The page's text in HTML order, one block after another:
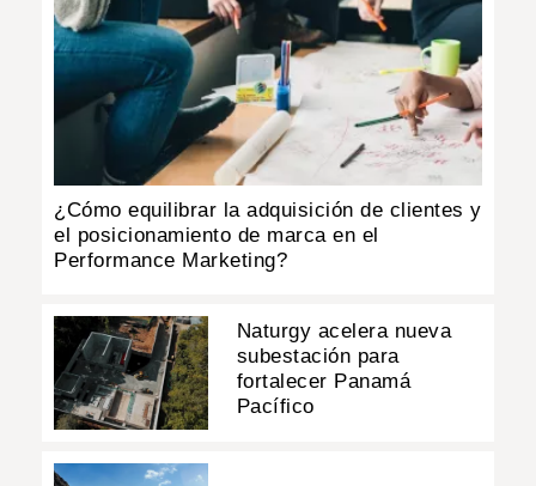
¿Cómo equilibrar la adquisición de clientes y
el posicionamiento de marca en el
Performance Marketing?
Naturgy acelera nueva
subestación para
fortalecer Panamá
Pacífico